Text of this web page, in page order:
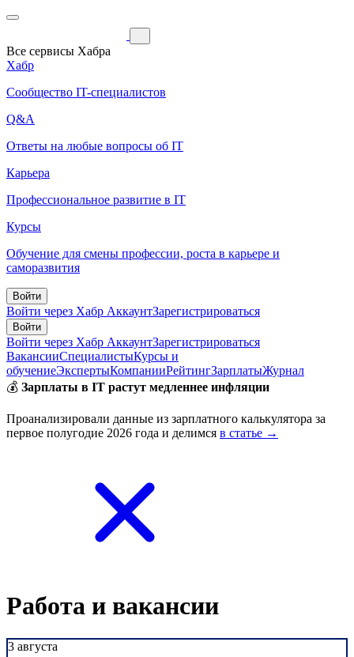
Все сервисы Хабра
Хабр
Сообщество IT-специалистов
Q&A
Ответы на любые вопросы об IT
Карьера
Профессиональное развитие в IT
Курсы
Обучение для смены профессии, роста в карьере и
саморазвития
Войти
Войти через Хабр АккаунтЗарегистрироваться
Войти
Войти через Хабр АккаунтЗарегистрироваться
ВакансииСпециалистыКурсы и
обучениеЭкспертыКомпанииРейтингЗарплатыЖурнал
💰 Зарплаты в IT растут медленнее инфляции
Проанализировали данные из зарплатного калькулятора за
первое полугодие 2026 года и делимся в статье →
Работа и вакансии
3 августа